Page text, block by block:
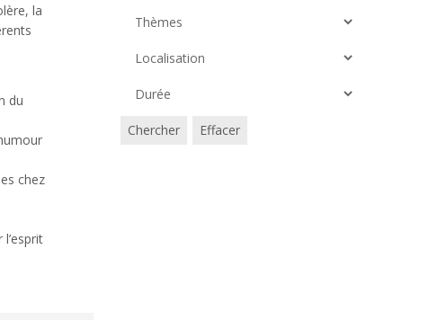
la
du
chez
Chercher Effacer